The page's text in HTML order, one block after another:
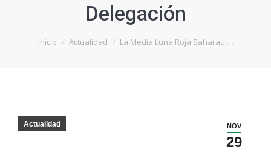
Delegación
Estás aquí:
Inicio Actualidad La Media Luna Roja Saharaui…
NOV
29
Actualidad